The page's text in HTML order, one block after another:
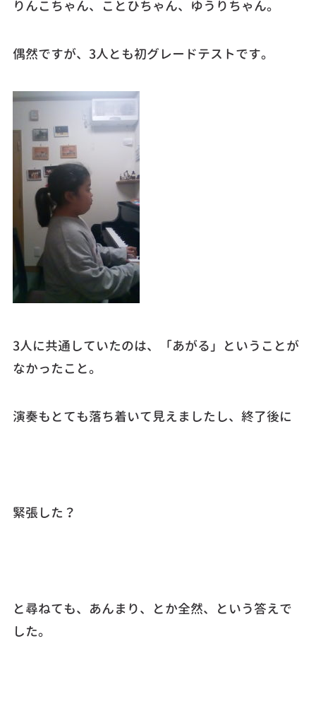
りんこちゃん、ことひちゃん、ゆうりちゃん。
偶然ですが、3人とも初グレードテストです。
3人に共通していたのは、「あがる」ということが
なかったこと。
演奏もとても落ち着いて見えましたし、終了後に
緊張した？
と尋ねても、あんまり、とか全然、という答えで
した。